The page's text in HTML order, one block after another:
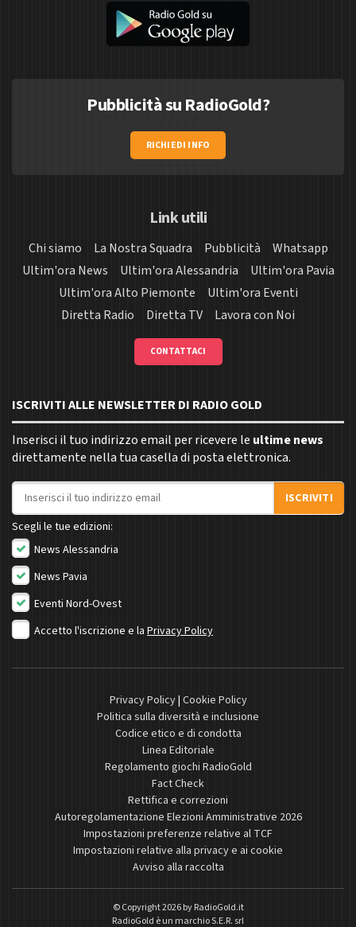
Pubblicità su RadioGold?
RICHIEDI INFO
Link utili
Chi siamo La Nostra Squadra Pubblicità
Whatsapp
Ultim'ora News
Ultim'ora Alessandria
Ultim'ora Pavia
Ultim'ora Alto Piemonte
Ultim'ora Eventi
Diretta Radio
Diretta TV Lavora con Noi
CONTATTACI
ISCRIVITI ALLE NEWSLETTER DI RADIO GOLD
Inserisci il tuo indirizzo email per ricevere le ultime news
direttamente nella tua casella di posta elettronica.
Indirizzo email
ISCRIVITI
Scegli le tue edizioni:
News Alessandria
News Pavia
Eventi Nord-Ovest
Accetto l'iscrizione e la Privacy Policy
Privacy Policy| Cookie Policy
Politica sulla diversità e inclusione
Codice etico e di condotta
Linea Editoriale
Regolamento giochi RadioGold
Fact Check
Rettifica e correzioni
Autoregolamentazione Elezioni Amministrative 2026
Impostazioni preferenze relative al TCF
Impostazioni relative alla privacy e ai cookie
Avviso alla raccolta
© Copyright 2026 byRadioGold.it
RadioGold è un marchio S.E.R. srl